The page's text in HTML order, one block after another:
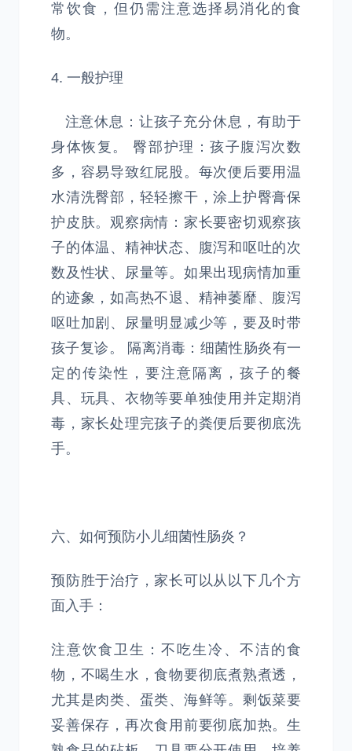
常饮食，但仍需注意选择易消化的食
物。
4. 一般护理
注意休息：让孩子充分休息，有助于
身体恢复。 臀部护理：孩子腹泻次数
多，容易导致红屁股。每次便后要用温
水清洗臀部，轻轻擦干，涂上护臀膏保
护皮肤。观察病情：家长要密切观察孩
子的体温、精神状态、腹泻和呕吐的次
数及性状、尿量等。如果出现病情加重
的迹象，如高热不退、精神萎靡、腹泻
呕吐加剧、尿量明显减少等，要及时带
孩子复诊。 隔离消毒：细菌性肠炎有一
定的传染性，要注意隔离，孩子的餐
具、玩具、衣物等要单独使用并定期消
毒，家长处理完孩子的粪便后要彻底洗
手。
六、如何预防小儿细菌性肠炎？
预防胜于治疗，家长可以从以下几个方
面入手：
注意饮食卫生：不吃生冷、不洁的食
物，不喝生水，食物要彻底煮熟煮透，
尤其是肉类、蛋类、海鲜等。剩饭菜要
妥善保存，再次食用前要彻底加热。生